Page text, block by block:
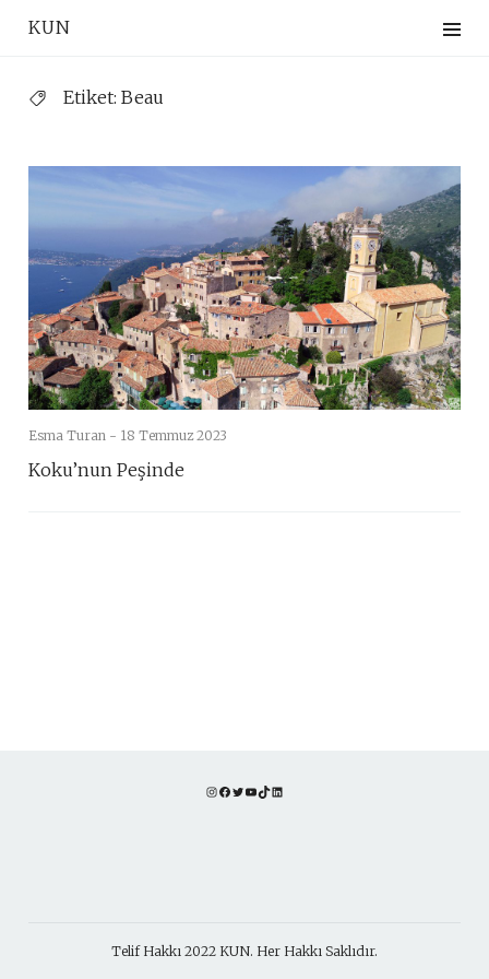
KUN
Etiket: Beau
Esma Turan - 18 Temmuz 2023
Koku’nun Peşinde
Instagram
Facebook
TwitterYouTube
TikTok
Telif Hakkı 2022 KUN. Her Hakkı Saklıdır.